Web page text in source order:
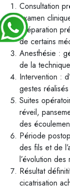
Consultation
examen
Préparation
de certains
Anesthésie :
de la
Intervention :
gestes
Suites
réveil,
des
Période
des fils et de
l’évolution des
Résultat
cicatrisation